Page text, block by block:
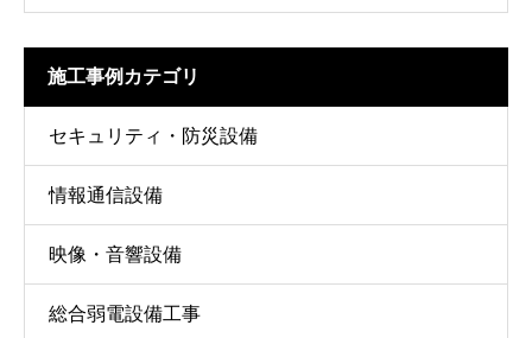
施工事例カテゴリ
セキュリティ・防災設備
情報通信設備
映像・音響設備
総合弱電設備工事